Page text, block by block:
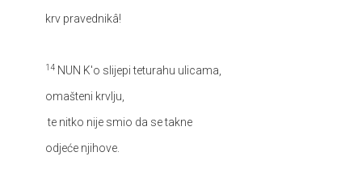
krv pravednikâ!
14 NUN K'o slijepi teturahu ulicama,
omašteni krvlju,
te nitko nije smio da se takne
odjeće njihove.